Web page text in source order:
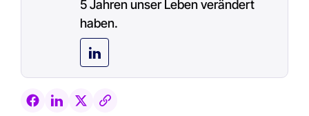
5 Jahren unser Leben verändert
haben.